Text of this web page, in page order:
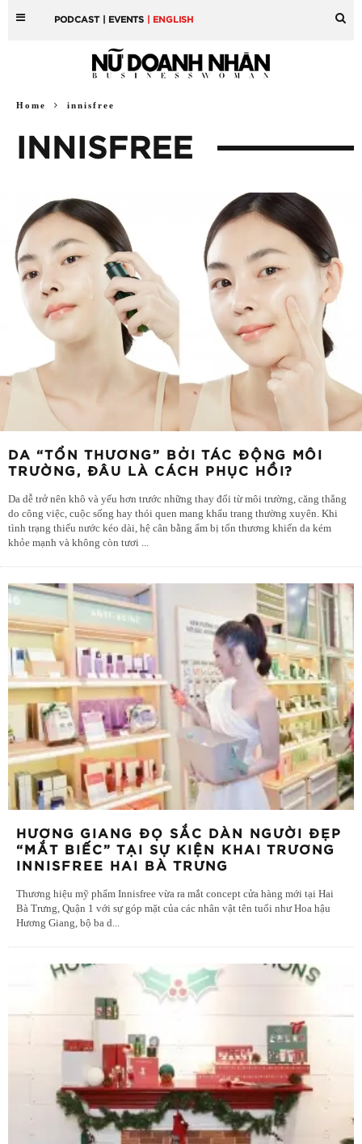
PODCAST | EVENTS | ENGLISH
Home innisfree
INNISFREE
DA “TỔN THƯƠNG” BỞI TÁC ĐỘNG MÔI
TRƯỜNG, ĐÂU LÀ CÁCH PHỤC HỒI?
Da dễ trở nên khô và yếu hơn trước những thay đổi từ môi trường, căng thẳng
do công việc, cuộc sống hay thói quen mang khẩu trang thường xuyên. Khi
tình trạng thiếu nước kéo dài, hệ cân bằng ẩm bị tổn thương khiến da kém
khỏe mạnh và không còn tươi ...
HƯƠNG GIANG ĐỌ SẮC DÀN NGƯỜI ĐẸP
“MẮT BIẾC” TẠI SỰ KIỆN KHAI TRƯƠNG
INNISFREE HAI BÀ TRƯNG
Thương hiệu mỹ phẩm Innisfree vừa ra mắt concept cửa hàng mới tại Hai
Bà Trưng, Quận 1 với sự góp mặt của các nhân vật tên tuổi như Hoa hậu
Hương Giang, bộ ba d...